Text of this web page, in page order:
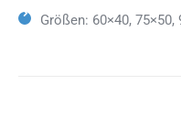
Größen: 60×40, 75×50,